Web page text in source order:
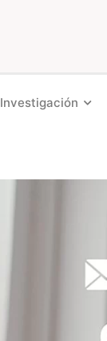
Investigación